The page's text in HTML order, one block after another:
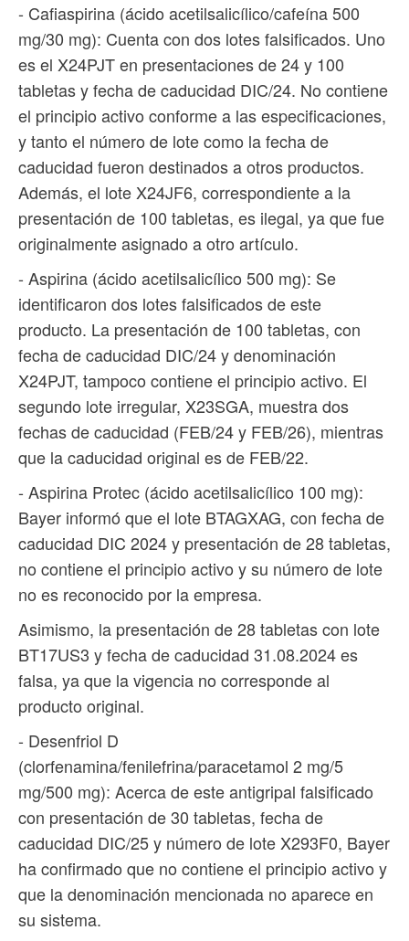
- Cafiaspirina (ácido acetilsalicílico/cafeína 500
mg/30 mg): Cuenta con dos lotes falsificados. Uno
es el X24PJT en presentaciones de 24 y 100
tabletas y fecha de caducidad DIC/24. No contiene
el principio activo conforme a las especificaciones,
y tanto el número de lote como la fecha de
caducidad fueron destinados a otros productos.
Además, el lote X24JF6, correspondiente a la
presentación de 100 tabletas, es ilegal, ya que fue
originalmente asignado a otro artículo.
- Aspirina (ácido acetilsalicílico 500 mg): Se
identificaron dos lotes falsificados de este
producto. La presentación de 100 tabletas, con
fecha de caducidad DIC/24 y denominación
X24PJT, tampoco contiene el principio activo. El
segundo lote irregular, X23SGA, muestra dos
fechas de caducidad (FEB/24 y FEB/26), mientras
que la caducidad original es de FEB/22.
- Aspirina Protec (ácido acetilsalicílico 100 mg):
Bayer informó que el lote BTAGXAG, con fecha de
caducidad DIC 2024 y presentación de 28 tabletas,
no contiene el principio activo y su número de lote
no es reconocido por la empresa.
Asimismo, la presentación de 28 tabletas con lote
BT17US3 y fecha de caducidad 31.08.2024 es
falsa, ya que la vigencia no corresponde al
producto original.
- Desenfriol D
(clorfenamina/fenilefrina/paracetamol 2 mg/5
mg/500 mg): Acerca de este antigripal falsificado
con presentación de 30 tabletas, fecha de
caducidad DIC/25 y número de lote X293F0, Bayer
ha confirmado que no contiene el principio activo y
que la denominación mencionada no aparece en
su sistema.